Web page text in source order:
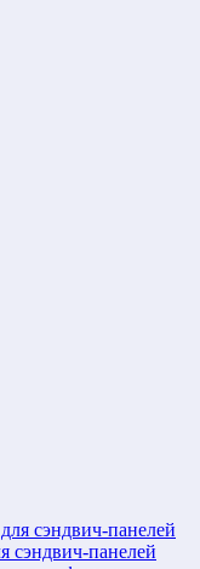
сэндвич-панелей